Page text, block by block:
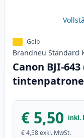
Gelb
Brandneu Standard
Canon BJI-
€ 5,50 inkl.
€ 4,58exkl. MwSt.